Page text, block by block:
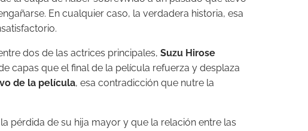
En cualquier caso, la verdadera historia, esa
dos de las actrices principales, Suzu Hirose
capas que el final de la película refuerza y desplaza
de la película, esa contradicción que nutre la
pérdida de su hija mayor y que la relación entre las